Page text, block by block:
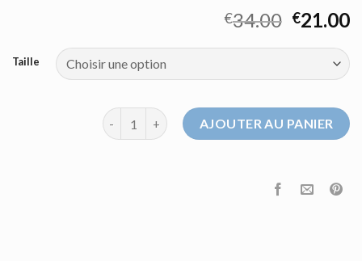
€34.00 €21.00
Taille
quantité de pull col roulé cachemire femme
AJOUTER AU PANIER